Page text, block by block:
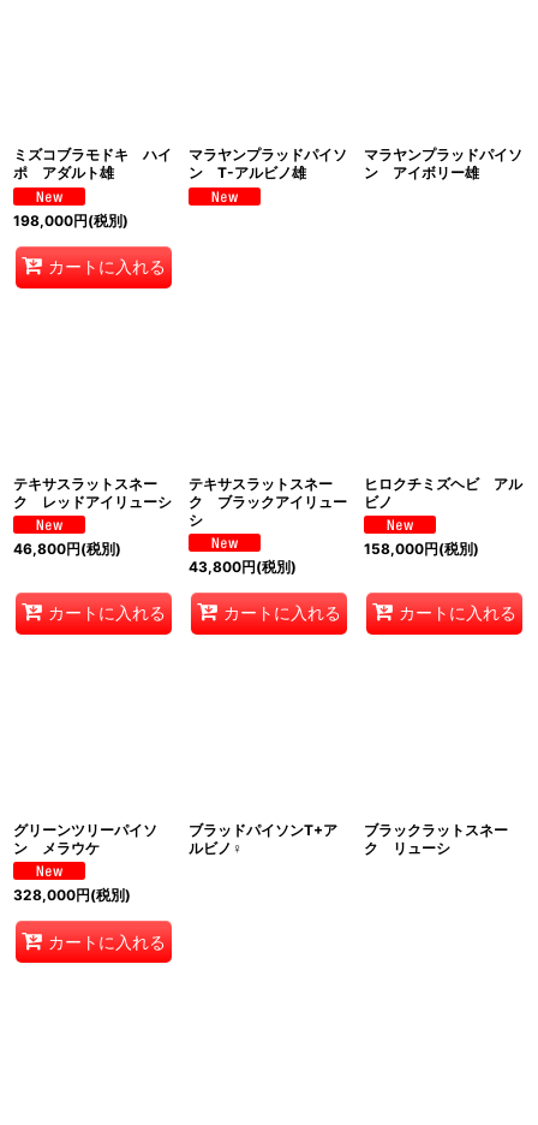
ミズコブラモドキ ハイ
ポ アダルト雄
198,000円(税別)
カートに入れる
マラヤンプラッドパイソ
ン T-アルビノ雄
マラヤンプラッドパイソ
ン アイボリー雄
テキサスラットスネー
ク レッドアイリューシ
46,800円(税別)
カートに入れる
テキサスラットスネー
ク ブラックアイリュー
シ
43,800円(税別)
カートに入れる
ヒロクチミズヘビ アル
ビノ
158,000円(税別)
カートに入れる
グリーンツリーパイソ
ン メラウケ
328,000円(税別)
カートに入れる
ブラッドパイソンT+ア
ルビノ♀
ブラックラットスネー
ク リューシ